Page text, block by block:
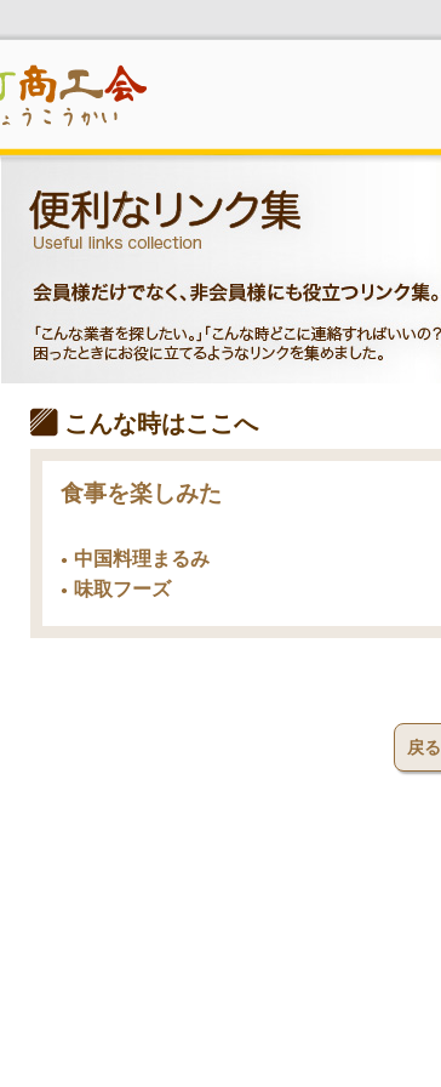
こんな時はここへ
食事を楽しみた
中国料理まるみ
味取フーズ
戻る